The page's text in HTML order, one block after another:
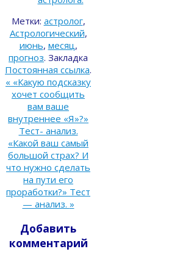
Метки: астролог,
Астрологический,
июнь, месяц,
прогноз. Закладка
Постоянная ссылка.
« «Какую подсказку
хочет сообщить
вам ваше
внутреннее «Я»?»
Тест- анализ.
«Какой ваш самый
большой страх? И
что нужно сделать
на пути его
проработки?» Тест
— анализ. »
Добавить
комментарий